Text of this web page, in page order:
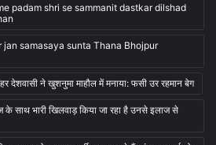
padam shri se sammanit dastkar dilshad
samasaya sunta Thana Bhojpur
देशवासी ने खुशनुमा माहौल में मनाया: फसी उर रहमान बेग
के साथ भारी खिलवाड़ किया जा रहा है उनसे इलाज से